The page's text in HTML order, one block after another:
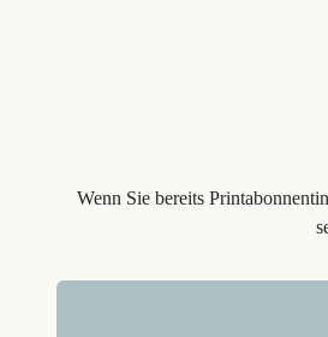
Wenn Sie bereits